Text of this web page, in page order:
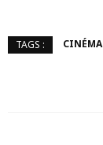
TAGS : CINÉMA